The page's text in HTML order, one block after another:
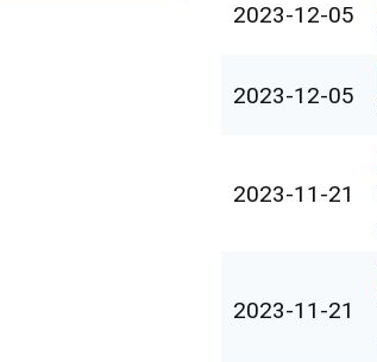
2023-12-05
2023-12-05
2023-11-21
2023-11-21